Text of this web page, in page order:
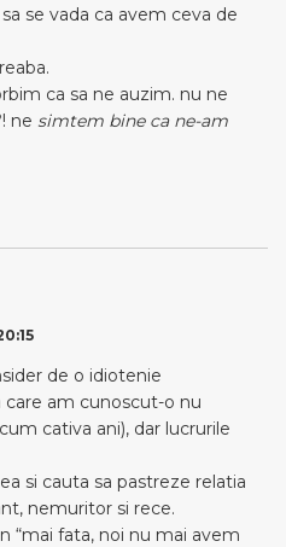
se vada ca avem ceva de
ca sa ne auzim. nu ne
ne simtem bine ca ne-am
de o idiotenie
am cunoscut-o nu
cativa ani), dar lucrurile
si cauta sa pastreze relatia
nemuritor si rece.
“mai fata, noi nu mai avem